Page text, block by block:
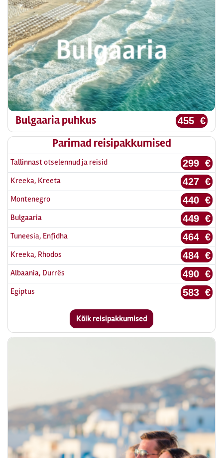
455 €
Bulgaaria puhkus
Parimad reisipakkumised
Tallinnast otselennud ja reisid 299 €
Kreeka, Kreeta 427 €
Montenegro 440 €
Bulgaaria 449 €
Tuneesia, Enfidha 464 €
Kreeka, Rhodos 484 €
Albaania, Durrës 490 €
Egiptus 583 €